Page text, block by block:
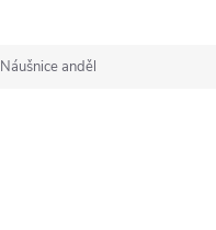
Náušnice anděl